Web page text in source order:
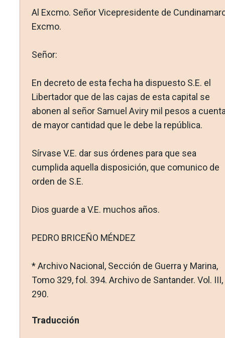
Al Excmo. Señor Vicepresidente de
Excmo.
Señor:
En decreto de esta fecha ha dispuesto S.E. el
Libertador que de las cajas de esta capital se
abonen al señor Samuel Aviry mil pesos a
de mayor cantidad que le debe la república.
Sírvase V.E. dar sus órdenes para que sea
cumplida aquella disposición, que comunico de
orden de S.E.
Dios guarde a V.E. muchos años.
PEDRO BRICEÑO MÉNDEZ
* Archivo Nacional, Sección de Guerra y Marina,
Tomo 329, fol. 394. Archivo de Santander. Vol. III,
290.
Traducción